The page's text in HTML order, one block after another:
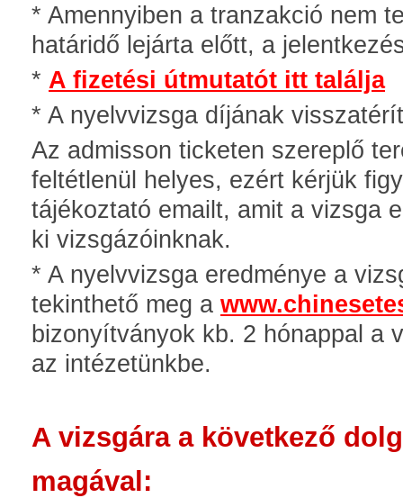
* Amennyiben a tranzakció nem
határidő lejárta előtt, a
* A fizetési útmutatót itt találja
* A nyelvvizsga díjának
Az admisson ticketen szereplő
feltétlenül helyes, ezért kérjük
tájékoztató emailt, amit a vizsga
ki vizsgázóinknak.
* A nyelvvizsga eredménye a
tekinthető meg a
bizonyítványok kb. 2 hónappal a
az intézetünkbe.
A vizsgára a következő
magával: